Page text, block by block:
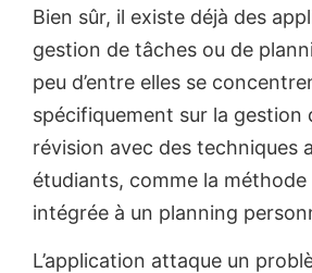
Bien sûr, il existe déjà des
gestion de tâches ou de
peu d’entre elles se
spécifiquement sur la gestion
révision avec des techniques
étudiants, comme la
intégrée à un planning
L’application attaque un